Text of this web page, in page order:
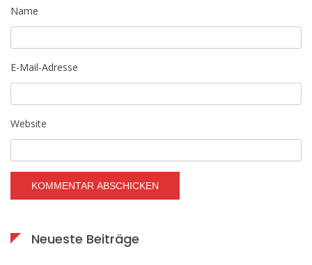
Name
E-Mail-Adresse
Website
Neueste Beiträge